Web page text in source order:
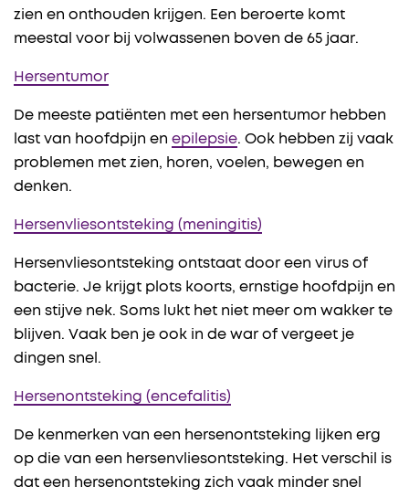
zien en onthouden krijgen. Een beroerte komt
meestal voor bij volwassenen boven de 65 jaar.
Hersentumor
De meeste patiënten met een hersentumor hebben
last van hoofdpijn en epilepsie. Ook hebben zij vaak
problemen met zien, horen, voelen, bewegen en
denken.
Hersenvliesontsteking (meningitis)
Hersenvliesontsteking ontstaat door een virus of
bacterie. Je krijgt plots koorts, ernstige hoofdpijn en
een stijve nek. Soms lukt het niet meer om wakker te
blijven. Vaak ben je ook in de war of vergeet je
dingen snel.
Hersenontsteking (encefalitis)
De kenmerken van een hersenontsteking lijken erg
op die van een hersenvliesontsteking. Het verschil is
dat een hersenontsteking zich vaak minder snel